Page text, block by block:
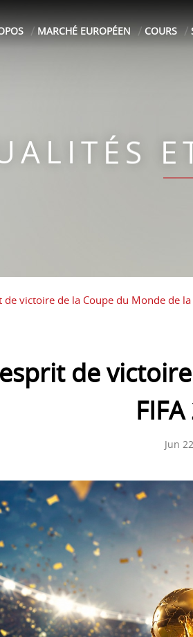
MARCHÉ EUROPÉEN COURS
de victoire de la Coupe du Monde de la
de
Jun